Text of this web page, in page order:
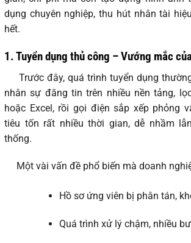
dụng chuyên nghiệp, thu hút nhân tài
hết.
1. Tuyển dụng thủ công – Vướng mắc
Trước đây, quá trình tuyển dụng
nhân sự đăng tin trên nhiều nền tảng,
hoặc Excel, rồi gọi điện sắp xếp phỏng
tiêu tốn rất nhiều thời gian, dễ nhầm
thống.
Một vài vấn đề phổ biến mà doanh
Hồ sơ ứng viên bị phân tán,
Quá trình xử lý chậm, nhiều